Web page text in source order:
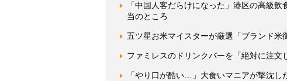
「中国人客だらけになった」港区の高級
当のところ
五ツ星お米マイスターが厳選「ブランド米
ファミレスのドリンクバーを「絶対に注文
「やり口が酷い…」大食いマニアが撃沈し